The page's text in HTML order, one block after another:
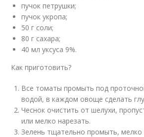
пучок петрушки;
пучок укропа;
50 г соли;
80 г сахара;
40 мл уксуса 9%.
Как приготовить?
Все томаты промыть под
водой, в каждом овоще сделать
Чеснок очистить от шелухи,
или мелко нарезать.
Зелень тщательно промыть, мелко